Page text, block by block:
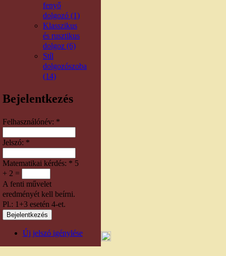
fenyő
dolgozó (1)
Klasszikus
és rusztikus
dolgoz (6)
Stíl
dolgozószoba
(14)
Bejelentkezés
Felhasználónév: *
Jelszó: *
Matematikai kérdés: * 5
+ 2 =
A fenti művelet
eredményét kell beírni.
Pl.: 1+3 esetén 4-et.
Új jelszó igénylése